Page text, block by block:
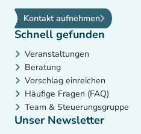
Kontakt aufnehmen
Schnell gefunden
Veranstaltungen
Beratung
Vorschlag einreichen
Häufige Fragen (FAQ)
Team & Steuerungsgruppe
Unser Newsletter